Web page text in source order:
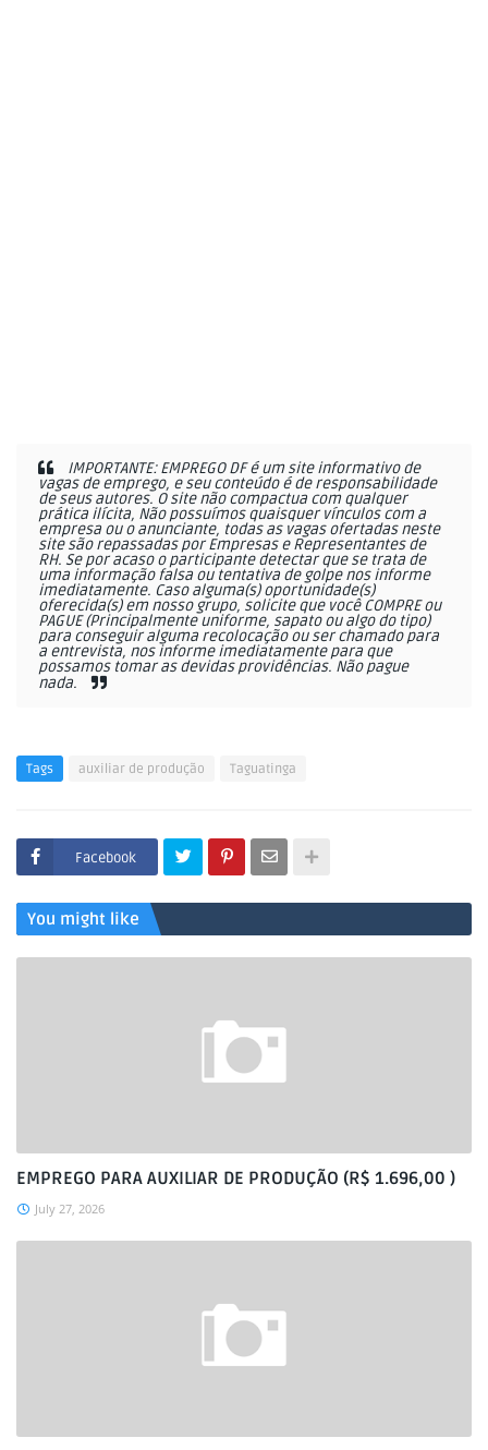
IMPORTANTE: EMPREGO DF é um site informativo de
vagas de emprego, e seu conteúdo é de responsabilidade
de seus autores. O site não compactua com qualquer
prática ilícita, Não possuímos quaisquer vínculos com a
empresa ou o anunciante, todas as vagas ofertadas neste
site são repassadas por Empresas e Representantes de
RH. Se por acaso o participante detectar que se trata de
uma informação falsa ou tentativa de golpe nos informe
imediatamente. Caso alguma(s) oportunidade(s)
oferecida(s) em nosso grupo, solicite que você COMPRE ou
PAGUE (Principalmente uniforme, sapato ou algo do tipo)
para conseguir alguma recolocação ou ser chamado para
a entrevista, nos informe imediatamente para que
possamos tomar as devidas providências. Não pague
nada.
Tags auxiliar de produção Taguatinga
Facebook
You might like
EMPREGO PARA AUXILIAR DE PRODUÇÃO (R$ 1.696,00 )
July 27, 2026